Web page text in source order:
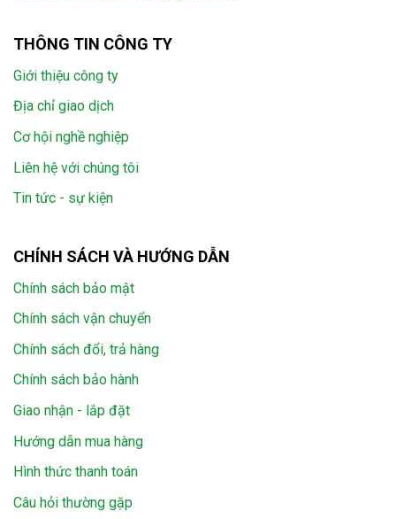
THÔNG TIN CÔNG TY
Giới thiệu công ty
Địa chỉ giao dịch
Cơ hội nghề nghiệp
Liên hệ với chúng tôi
Tin tức - sự kiện
CHÍNH SÁCH VÀ HƯỚNG DẪN
Chính sách bảo mật
Chính sách vận chuyển
Chính sách đổi, trả hàng
Chính sách bảo hành
Giao nhận - lắp đặt
Hướng dẫn mua hàng
Hình thức thanh toán
Câu hỏi thường gặp